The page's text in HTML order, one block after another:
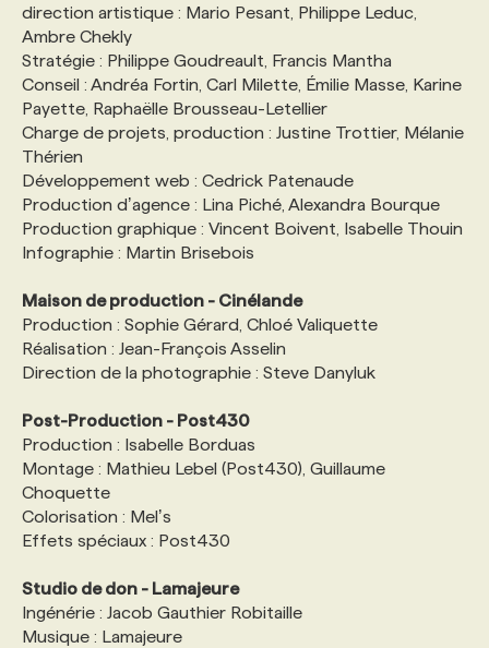
direction artistique : Mario Pesant, Philippe Leduc,
Ambre Chekly
Stratégie : Philippe Goudreault, Francis Mantha
Conseil : Andréa Fortin, Carl Milette, Émilie Masse, Karine
Payette, Raphaëlle Brousseau-Letellier
Charge de projets, production : Justine Trottier, Mélanie
Thérien
Développement web : Cedrick Patenaude
Production dʼagence : Lina Piché, Alexandra Bourque
Production graphique : Vincent Boivent, Isabelle Thouin
Infographie : Martin Brisebois
Maison de production - Cinélande
Production : Sophie Gérard, Chloé Valiquette
Réalisation : Jean-François Asselin
Direction de la photographie : Steve Danyluk
Post-Production - Post430
Production : Isabelle Borduas
Montage : Mathieu Lebel (Post430), Guillaume
Choquette
Colorisation : Melʼs
Effets spéciaux : Post430
Studio de don - Lamajeure
Ingénérie : Jacob Gauthier Robitaille
Musique : Lamajeure